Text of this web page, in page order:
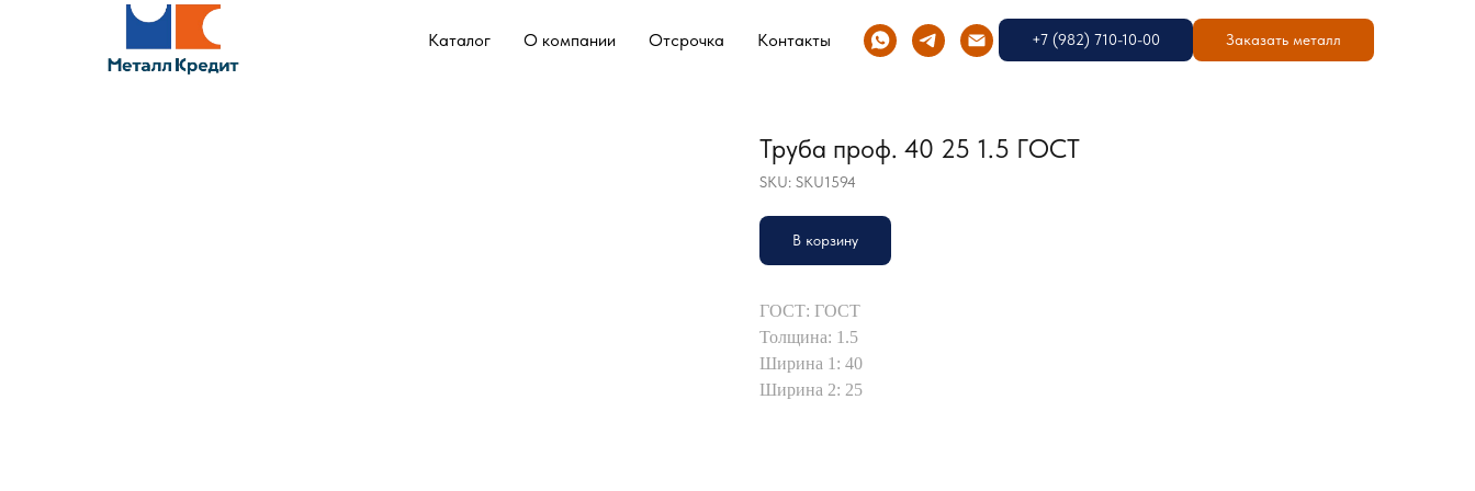
Каталог О компании Отсрочка Контакты +7 (982) 710-10-00 Заказать металл
Труба проф. 40 25 1.5 ГОСТ
SKU: SKU1594
В корзину
ГОСТ: ГОСТ
Толщина: 1.5
Ширина 1: 40
Ширина 2: 25